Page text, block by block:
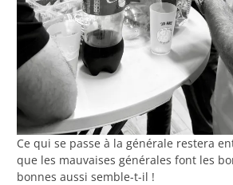
Ce qui se passe à la générale restera
que les mauvaises générales font les
bonnes aussi semble-t-il !